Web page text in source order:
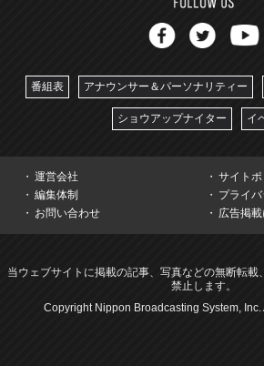
番組表 アナウンサー＆パーソナリティー
ショウアップナイター イ
運営会社
サイトポ
編集体制
プライ
お問い合わせ
広告掲
当ウェブサイトに掲載の記事、写真などの無断転載
禁止します。
Copyright Nippon Broadcasting System, Inc.